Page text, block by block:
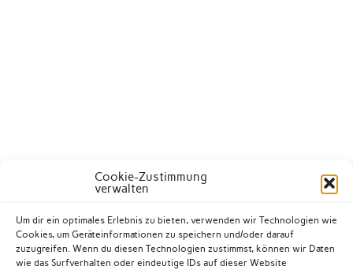
Cookie-Zustimmung
verwalten
Um dir ein optimales Erlebnis zu bieten, verwenden wir Technologien wie
Cookies, um Geräteinformationen zu speichern und/oder darauf
zuzugreifen. Wenn du diesen Technologien zustimmst, können wir Daten
wie das Surfverhalten oder eindeutige IDs auf dieser Website